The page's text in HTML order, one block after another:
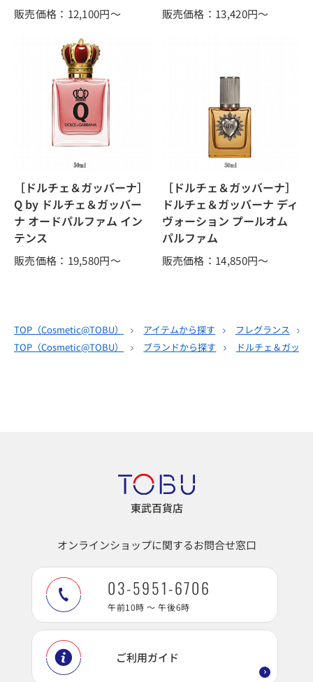
販売価格：12,100円～ 販売価格：13,420円～
［ドルチェ＆ガッバーナ］
Q by ドルチェ＆ガッバー
ナ オードパルファム イン
テンス
販売価格：19,580円～
［ドルチェ＆ガッバーナ］
ドルチェ＆ガッバーナ ディ
ヴォーション プールオム
パルファム
販売価格：14,850円～
TOP（Cosmetic@TOBU） アイテムから探す フレグランス
TOP（Cosmetic@TOBU） ブランドから探す ドルチェ＆ガッバ
東武百貨店
オンラインショップに関するお問合せ窓口
03-5951-6706
午前10時 ～ 午後6時
ご利用ガイド